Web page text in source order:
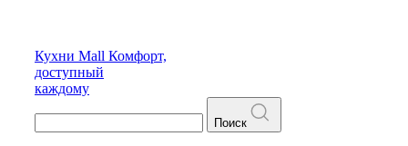
Кухни Mall Комфорт,
доступный
каждому
Поиск